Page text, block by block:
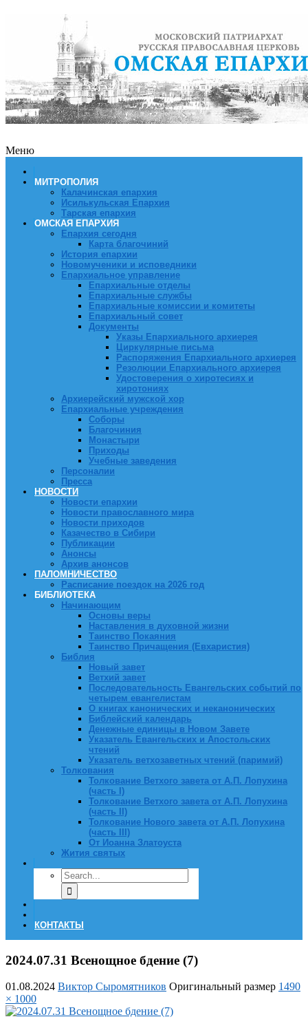
Меню
МИТРОПОЛИЯ
Калачинская епархия
Исилькульская Епархия
Тарская епархия
ОМСКАЯ ЕПАРХИЯ
Епархия сегодня
Карта благочиний
История епархии
Новомученики и исповедники
Епархиальное управление
Епархиальные отделы
Епархиальные службы
Епархиальные комиссии и комитеты
Епархиальный совет
Документы
Указы Епархиального архиерея
Циркулярные письма
Распоряжения Епархиального архиерея
Резолюции Епархиального архиерея
Удостоверения о хиротесиях и
хиротониях
Архиерейский мужской хор
Епархиальные учреждения
Соборы
Благочиния
Монастыри
Приходы
Учебные заведения
Персоналии
Пресса
НОВОСТИ
Новости епархии
Новости православного мира
Новости приходов
Казачество в Сибири
Публикации
Анонсы
Архив анонсов
ПАЛОМНИЧЕСТВО
Расписание поездок на 2026 год
БИБЛИОТЕКА
Начинающим
Основы веры
Наставления в духовной жизни
Таинство Покаяния
Таинство Причащения (Евхаристия)
Библия
Новый завет
Ветхий завет
Последовательность Евангельских событий по
четырем евангелистам
О книгах канонических и неканонических
Библейский календарь
Денежные единицы в Новом Завете
Указатель Евангельских и Апостольских
чтений
Указатель ветхозаветных чтений (паримий)
Толкования
Толкование Ветхого завета от А.П. Лопухина
(часть I)
Толкование Ветхого завета от А.П. Лопухина
(часть II)
Толкование Нового завета от А.П. Лопухина
(часть III)
От Иоанна Златоуста
Жития святых
КОНТАКТЫ
2024.07.31 Всенощное бдение (7)
01.08.2024 Виктор Сыромятников Оригинальный размер 1490
× 1000